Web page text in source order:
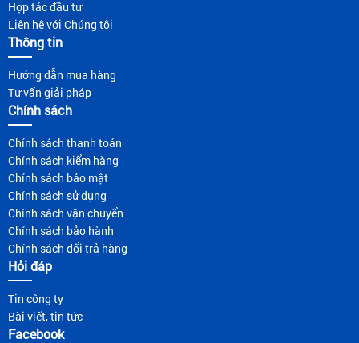
Hợp tác đầu tư
Liên hệ với Chúng tôi
Thông tin
Hướng dẫn mua hàng
Tư vấn giải pháp
Chính sách
Chính sách thanh toán
Chính sách kiểm hàng
Chính sách bảo mật
Chính sách sử dụng
Chính sách vận chuyển
Chính sách bảo hành
Chính sách đổi trả hàng
Hỏi đáp
Tin công ty
Bài viết, tin tức
Facebook